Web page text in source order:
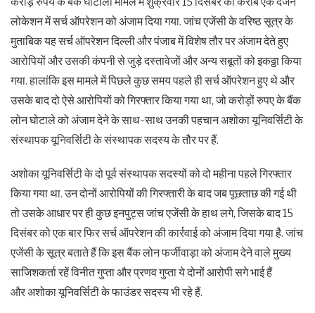
लोकेशन में सर्च ऑपरेशन को अंजाम दिया गया. जांच एजेंसी के वरिष्ठ सूत्र के
मुताबिक यह सर्च ऑपरेशन दिल्ली और पंजाब में विशेष तौर पर अंजाम देते हुए
आरोपियों और उसकी कंपनी से जुड़े दस्तावेजों और अन्य सबूतों को इकठ्ठा किया
गया. हालांकि इस मामले में पिछले कुछ समय पहले ही सर्च ऑपरेशन हुए थे और
उसके बाद दो ऐसे आरोपियों को गिरफ्तार किया गया था, जो करोड़ों रुपए के बैंक
लोन घोटाले को अंजाम देने के साथ-साथ उनकी पहचान अशोका यूनिवर्सिटी के
संस्थापक यूनिवर्सिटी के संस्थापक सदस्य के तौर पर हैं.
अशोका यूनिवर्सिटी के दो पूर्व संस्थापक सदस्यों को दो महीना पहले गिरफ्तार
किया गया था. उन दोनों आरोपियों की गिरफ्तारी के बाद जब पूछताछ की गई थी
तो उसके आधार पर ही कुछ इनपुट्स जांच एजेंसी के हाथ लगे, जिसके बाद 15
दिसंबर को एक बार फिर सर्च ऑपरेशन की कार्रवाई को अंजाम दिया गया है. जांच
एजेंसी के सूत्र बताते हैं कि इस बैंक लोन फर्जीवाड़ा को अंजाम देने वाले मुख्य
साजिशकर्ता रहें विनीत गुप्ता और प्रणव गुप्ता ये दोनों आरोपी सगे भाई हैं
और अशोका यूनिवर्सिटी के फाउंडर सदस्य भी रहे हैं.